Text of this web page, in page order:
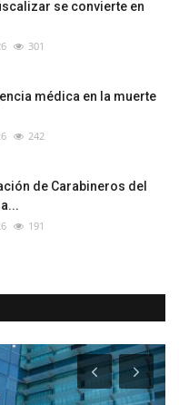
se convierte en
301
médica en la muerte
242
de Carabineros del
191